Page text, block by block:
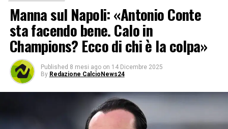
Manna sul Napoli: «Antonio Conte
sta facendo bene. Calo in
Champions? Ecco di chi è la colpa»
Published 8 mesi ago on 14 Dicembre 2025
By Redazione CalcioNews24